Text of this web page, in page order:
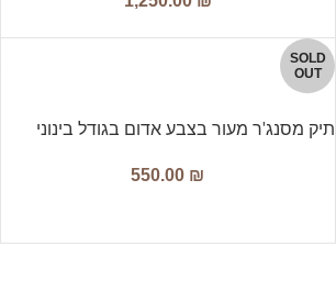
SOLD
OUT
תיק מסנג'ר מעור בצבע אדום בגודל בינוני
550.00 ₪